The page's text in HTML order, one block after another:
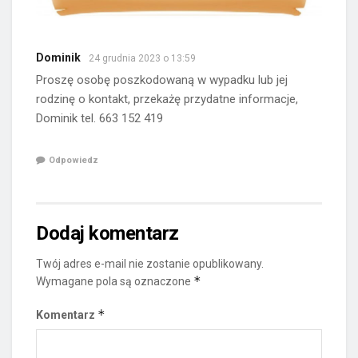
Dominik 24 grudnia 2023 o 13:59
Proszę osobę poszkodowaną w wypadku lub jej
rodzinę o kontakt, przekażę przydatne informacje,
Dominik tel. 663 152 419
Odpowiedz
Dodaj komentarz
Twój adres e-mail nie zostanie opublikowany.
Wymagane pola są oznaczone *
Komentarz *